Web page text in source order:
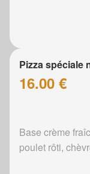
Pizza spéciale
16.00 €
Base crème
poulet rôti,